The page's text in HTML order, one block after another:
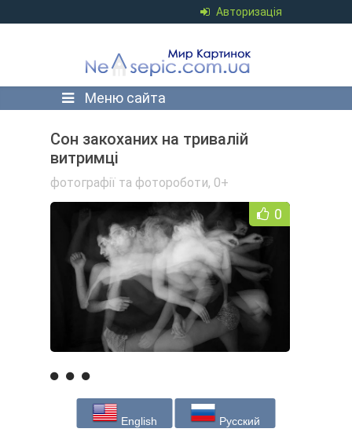
Авторизація
Меню сайта
Сон закоханих на тривалій
витримці
фотографії та фотороботи, 0+
0
English Русский